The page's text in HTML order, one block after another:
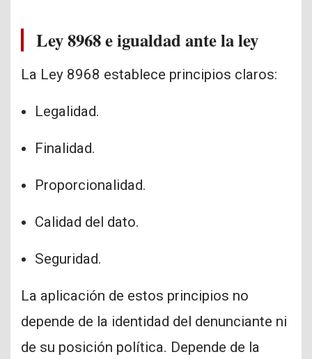
Ley 8968 e igualdad ante la ley
La Ley 8968 establece principios claros:
Legalidad.
Finalidad.
Proporcionalidad.
Calidad del dato.
Seguridad.
La aplicación de estos principios no
depende de la identidad del denunciante ni
de su posición política. Depende de la